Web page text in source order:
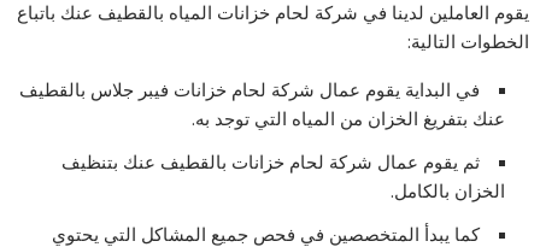
يقوم العاملين لدينا في شركة لحام خزانات المياه بالقطيف عنك باتباع
الخطوات التالية:
في البداية يقوم عمال شركة لحام خزانات فيبر جلاس بالقطيف
عنك بتفريغ الخزان من المياه التي توجد به.
ثم يقوم عمال شركة لحام خزانات بالقطيف عنك بتنظيف
الخزان بالكامل.
كما يبدأ المتخصصين في فحص جميع المشاكل التي يحتوي